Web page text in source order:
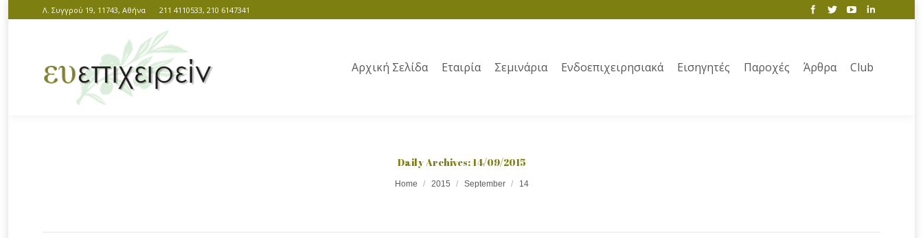
Λ. Συγγρού 19, 11743, Αθήνα 211 4110533, 210 6147341
Αρχική Σελίδα Εταιρία Σεμινάρια Ενδοεπιχειρησιακά Εισηγητές Παροχές Άρθρα Club
Daily Archives:14/09/2015
Home 2015 September 14